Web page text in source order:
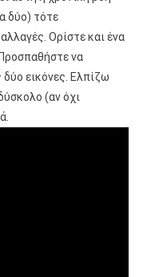
δύο) τότε
Ορίστε και ένα
να
δύο εικόνες. Ελπίζω
(αν όχι